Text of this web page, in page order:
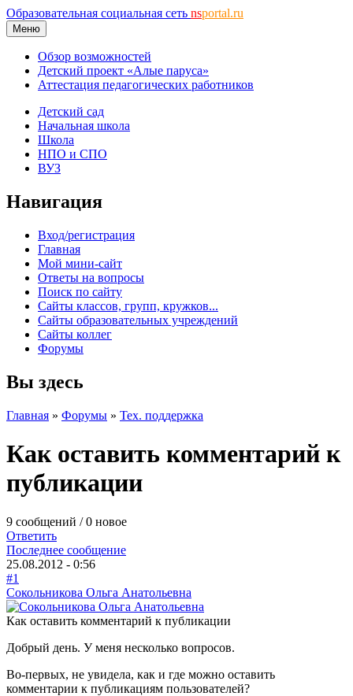
Образовательная социальная сеть nsportal.ru
Меню
Обзор возможностей
Детский проект «Алые паруса»
Аттестация педагогических работников
Детский сад
Начальная школа
Школа
НПО и СПО
ВУЗ
Навигация
Вход/регистрация
Главная
Мой мини-сайт
Ответы на вопросы
Поиск по сайту
Сайты классов, групп, кружков...
Сайты образовательных учреждений
Сайты коллег
Форумы
Вы здесь
Главная » Форумы » Тех. поддержка
Как оставить комментарий к
публикации
9 сообщений / 0 новое
Ответить
Последнее сообщение
25.08.2012 - 0:56
#1
Сокольникова Ольга Анатольевна
Как оставить комментарий к публикации
Добрый день. У меня несколько вопросов.
Во-первых, не увидела, как и где можно оставить
комментарии к публикациям пользователей?